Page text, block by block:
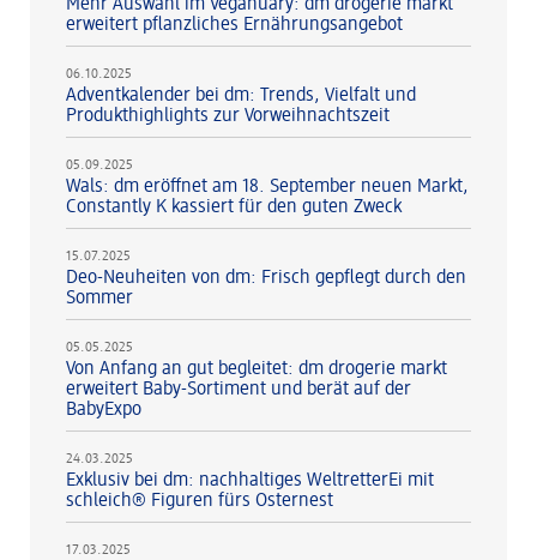
Mehr Auswahl im Veganuary: dm drogerie markt
erweitert pflanzliches Ernährungsangebot
06.10.2025
Adventkalender bei dm: Trends, Vielfalt und
Produkthighlights zur Vorweihnachtszeit
05.09.2025
Wals: dm eröffnet am 18. September neuen Markt,
Constantly K kassiert für den guten Zweck
15.07.2025
Deo-Neuheiten von dm: Frisch gepflegt durch den
Sommer
05.05.2025
Von Anfang an gut begleitet: dm drogerie markt
erweitert Baby-Sortiment und berät auf der
BabyExpo
24.03.2025
Exklusiv bei dm: nachhaltiges WeltretterEi mit
schleich® Figuren fürs Osternest
17.03.2025